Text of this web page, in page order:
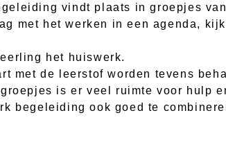
vindt plaats in groepjes
met het werken in een agenda,
het huiswerk.
met de leerstof worden tevens
is er veel ruimte voor hulp
begeleiding ook goed te